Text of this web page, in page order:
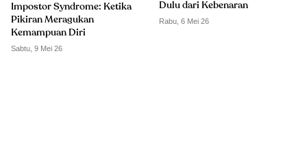
Impostor Syndrome: Ketika
Pikiran Meragukan
Kemampuan Diri
Sabtu, 9 Mei 26
Dulu dari Kebenaran
Rabu, 6 Mei 26